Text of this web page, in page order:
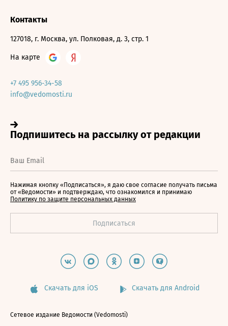
Контакты
127018, г. Москва, ул. Полковая, д. 3, стр. 1
На карте
+7 495 956-34-58
info@vedomosti.ru
Нажимая кнопку «Подписаться», я даю свое согласие получать письма
от «Ведомости» и подтверждаю, что ознакомился и принимаю
Политику по защите персональных данных
Скачать для iOS Скачать для Android
Сетевое издание Ведомости (Vedomosti)